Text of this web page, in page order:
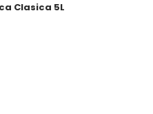
Clasica 5L